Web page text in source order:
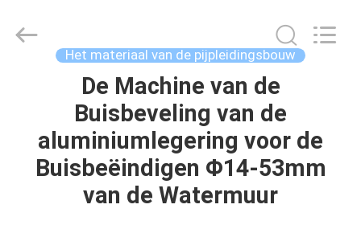
PRODUCTEN
Co.,Ltd..
Het materiaal van de pijpleidingsbouw
De Machine van de
Buisbeveling van de
aluminiumlegering voor de
Buisbeëindigen Φ14-53mm
van de Watermuur